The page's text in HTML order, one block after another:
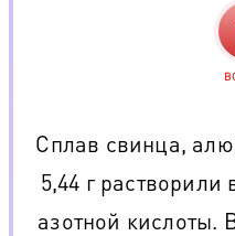
Сплав свинца,
5,44 г растворили
азотной кислоты.